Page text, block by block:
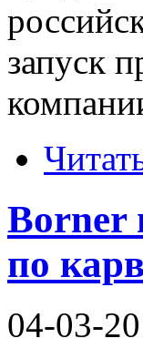
запуск
Borner
по
04-03-